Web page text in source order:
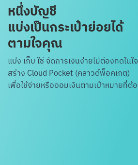
หนึ่งบัญชี
แบ่งเป็นกระเป๋าย่อยได้
ตามใจคุณ
แบ่ง เก็บ ใช้ จัดการเงินง่ายไม่ต้องทดในใจ
สร้าง Cloud Pocket (คลาวด์พ็อคเกต)
เพื่อใช้จ่ายหรือออมเงินตามเป้าหมายที่ต้